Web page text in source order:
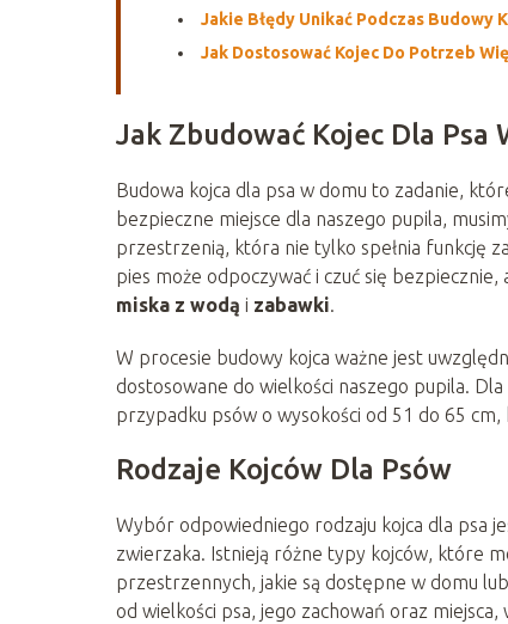
Jakie Błędy Unikać Podczas Budowy
Jak Dostosować Kojec Do Potrzeb
Jak Zbudować Kojec Dla Psa
Budowa kojca dla psa w domu to zadanie,
bezpieczne miejsce dla naszego pupila,
przestrzenią, która nie tylko spełnia funkcję
pies może odpoczywać i czuć się
miska z wodą i zabawki.
W procesie budowy kojca ważne jest
dostosowane do wielkości naszego pupila.
przypadku psów o wysokości od 51 do 65 cm,
Rodzaje Kojców Dla Psów
Wybór odpowiedniego rodzaju kojca dla psa
zwierzaka. Istnieją różne typy kojców, które
przestrzennych, jakie są dostępne w domu
od wielkości psa, jego zachowań oraz